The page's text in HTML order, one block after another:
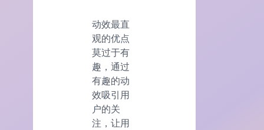
动效最直
观的优点
莫过于有
趣，通过
有趣的动
效吸引用
户的关
注，让用